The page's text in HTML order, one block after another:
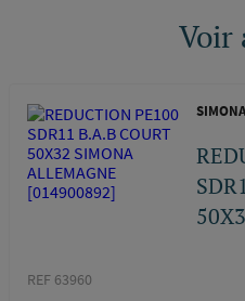
Voir
SIMONA
REF 63960